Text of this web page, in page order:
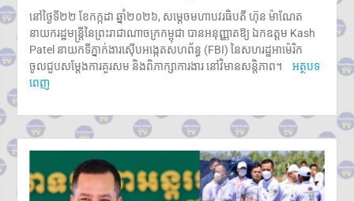
នៅថ្ងៃទី២២ ខែកក្កដា ឆ្នាំ២០២៦, សម្តេចមហាបវរធិបតី ហ៊ុន ម៉ាណែត
នាយករដ្ឋមន្ត្រីនៃព្រះរាជាណាចក្រកម្ពុជា បានអនុញ្ញាតឱ្យ ឯកឧត្តម Kash
Patel នាយកទីភ្នាក់ងារស៊ើបអង្កេតសហព័ន្ធ (FBI) នៃសហរដ្ឋអាម៉េរិក
ចូលជួបសម្តែងការគួរសម និងពិភាក្សាការងារ នៅវិមានសន្តិភាព។
អត្ថបទ
ពេញ